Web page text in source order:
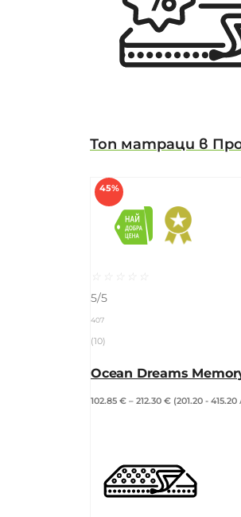
Топ матраци в
45%
☆ ☆ ☆ ☆
☆
5/5
407
(10)
Ocean Dreams
102.85 € – 212.30 € (201.20 - 415.20